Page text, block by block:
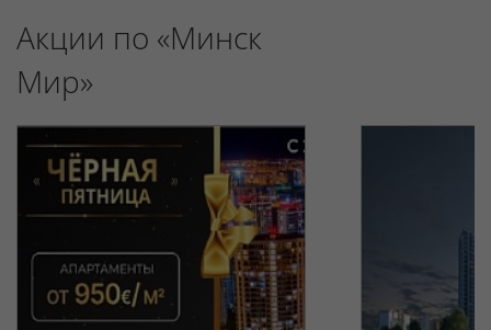
Акции по «Минск
Мир»